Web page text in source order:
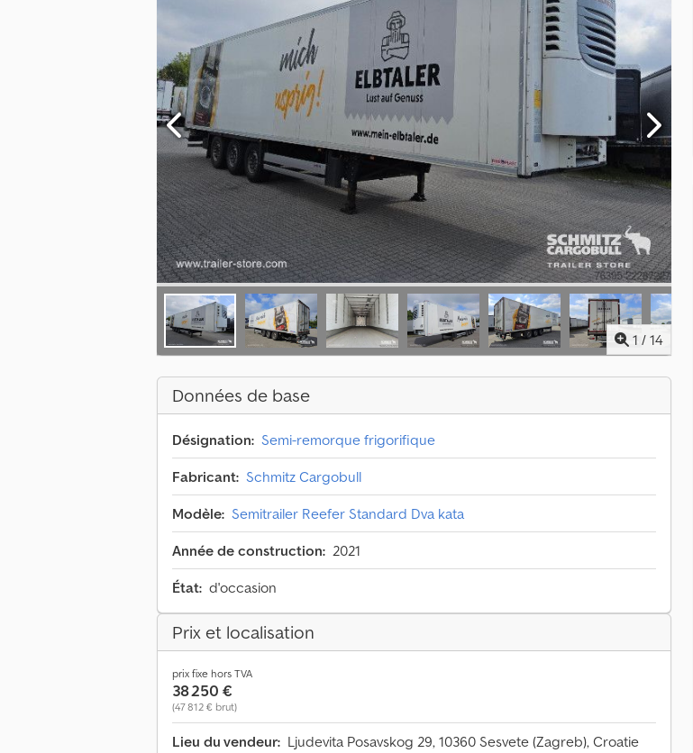
1 / 14
Données de base
Désignation: Semi-remorque frigorifique
Fabricant: Schmitz Cargobull
Modèle: Semitrailer Reefer Standard Dva kata
Année de construction: 2021
État: d'occasion
Prix et localisation
prix fixe hors TVA
38 250 €
(47 812 € brut)
Lieu du vendeur: Ljudevita Posavskog 29, 10360 Sesvete (Zagreb), Croatie